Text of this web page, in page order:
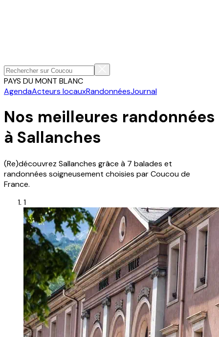
PAYS DU MONT BLANC
AgendaActeurs locauxRandonnéesJournal
Nos meilleures randonnées
à Sallanches
(Re)découvrez Sallanches grâce à 7 balades et
randonnées soigneusement choisies par Coucou de
France.
1